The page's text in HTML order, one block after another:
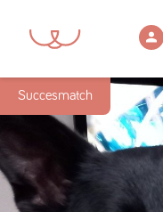
Succesmatch